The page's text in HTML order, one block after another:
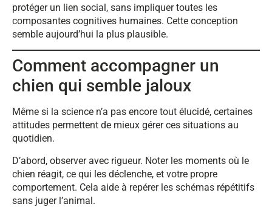
protéger un lien social, sans impliquer toutes les
composantes cognitives humaines. Cette conception
semble aujourd’hui la plus plausible.
Comment accompagner un
chien qui semble jaloux
Même si la science n’a pas encore tout élucidé, certaines
attitudes permettent de mieux gérer ces situations au
quotidien.
D’abord, observer avec rigueur. Noter les moments où le
chien réagit, ce qui les déclenche, et votre propre
comportement. Cela aide à repérer les schémas répétitifs
sans juger l’animal.